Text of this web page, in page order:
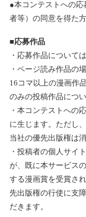
●本コンテストへの
者等）の同意を得た方
■応募作品
・応募作品について
・ページ読み作品の
16コマ以上の漫画作
のみの投稿作品につ
・本コンテストへの
に生じます。ただし
当社の優先出版権は
・投稿者の個人サイ
が、既に本サービス
する漫画賞を受賞さ
先出版権の行使に支
だきます。